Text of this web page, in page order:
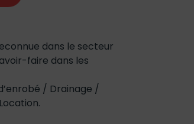
dans le secteur
faire dans les
/ Drainage /